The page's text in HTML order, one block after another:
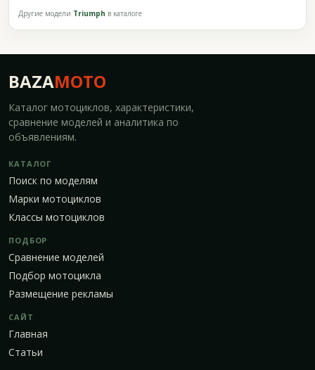
Другие модели Triumph в каталоге
BAZAMOTO
Каталог мотоциклов, характеристики,
сравнение моделей и аналитика по
объявлениям.
КАТАЛОГ
Поиск по моделям
Марки мотоциклов
Классы мотоциклов
ПОДБОР
Сравнение моделей
Подбор мотоцикла
Размещение рекламы
САЙТ
Главная
Статьи